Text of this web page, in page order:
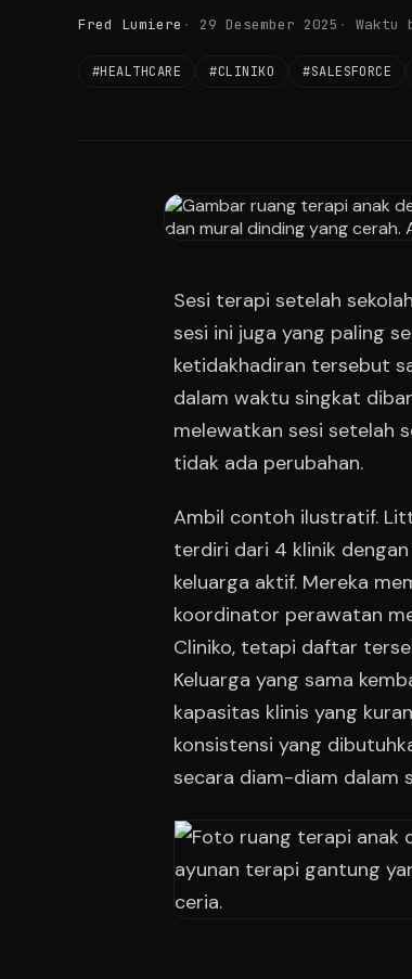
Fred Lumiere 29 Desember 2025 Waktu
#HEALTHCARE #CLINIKO #SALESFORCE
Sesi terapi setelah
sesi ini juga yang paling
ketidakhadiran tersebut
dalam waktu singkat
melewatkan sesi setelah
tidak ada perubahan.
Ambil contoh ilustratif.
terdiri dari 4 klinik
keluarga aktif. Mereka
koordinator perawatan
Cliniko, tetapi daftar
Keluarga yang sama
kapasitas klinis yang
konsistensi yang
secara diam-diam dalam